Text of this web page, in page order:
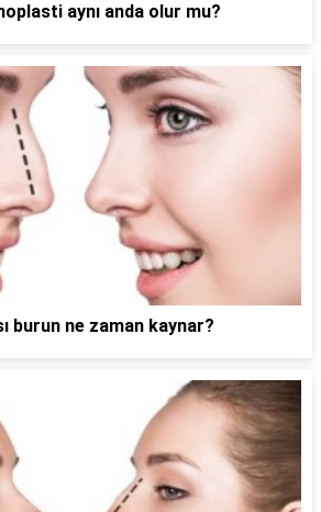
aynı anda olur mu?
burun ne zaman kaynar?